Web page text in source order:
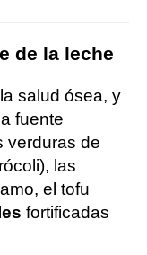
de la leche
salud ósea, y
fuente
verduras de
las
el tofu
fortificadas